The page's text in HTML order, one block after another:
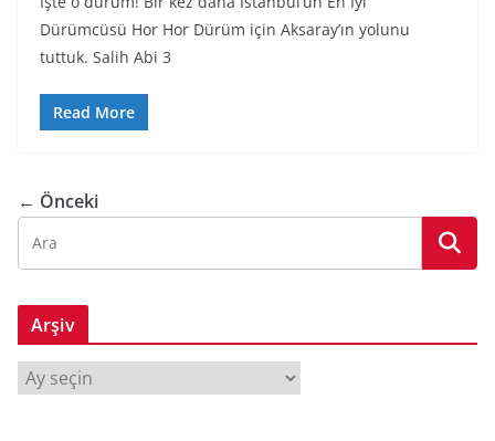
Dürümcüsü Hor Hor Dürüm için Aksaray’ın yolunu
tuttuk. Salih Abi 3
Read More
← Önceki
Arşiv
r